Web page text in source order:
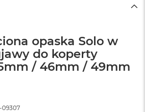
opaska Solo w
do koperty
/ 46mm / 49mm
09307